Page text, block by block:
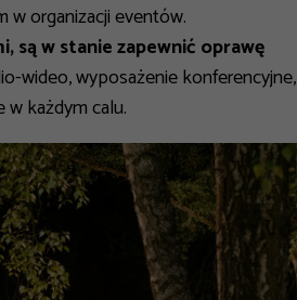
w organizacji eventów.
są w stanie zapewnić oprawę
wideo, wyposażenie konferencyjne,
każdym calu.